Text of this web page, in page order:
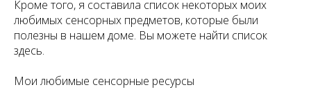
Кроме того, я составила список некоторых моих
любимых сенсорных предметов, которые были
полезны в нашем доме. Вы можете найти список
здесь.
Мои любимые сенсорные ресурсы